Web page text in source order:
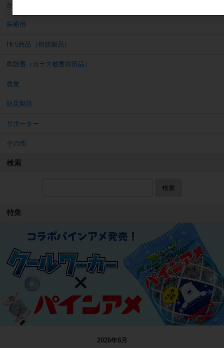
かげあかり
医療用
HI-5商品（樹脂製品）
鳥獣害（カラス被害対策品）
農業
防災製品
サポーター
その他
検索
検索
特集
2026年8月